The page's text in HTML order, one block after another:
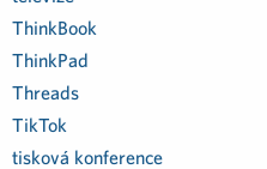
ThinkBook
ThinkPad
Threads
TikTok
tisková konference